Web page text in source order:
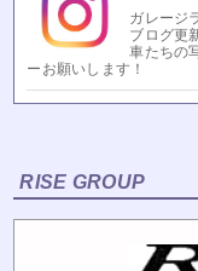
ガレージ
ブログ更
車たちの
ーお願いします！
RISE GROUP